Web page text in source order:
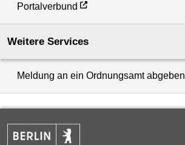
Portalverbund
Weitere Services
Meldung an ein Ordnungsamt abgeben